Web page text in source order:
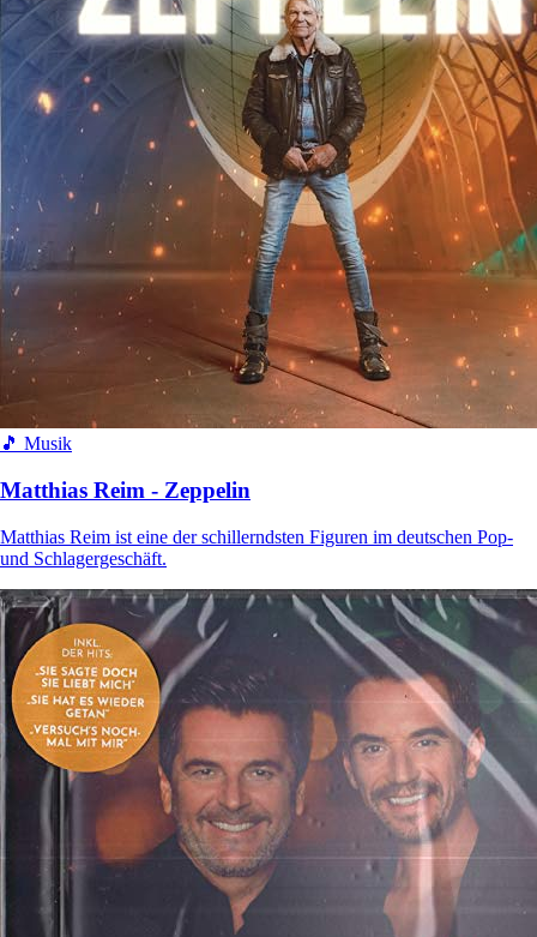
🎵 Musik
Matthias Reim - Zeppelin
Matthias Reim ist eine der schillerndsten Figuren im deutschen Pop-
und Schlagergeschäft.